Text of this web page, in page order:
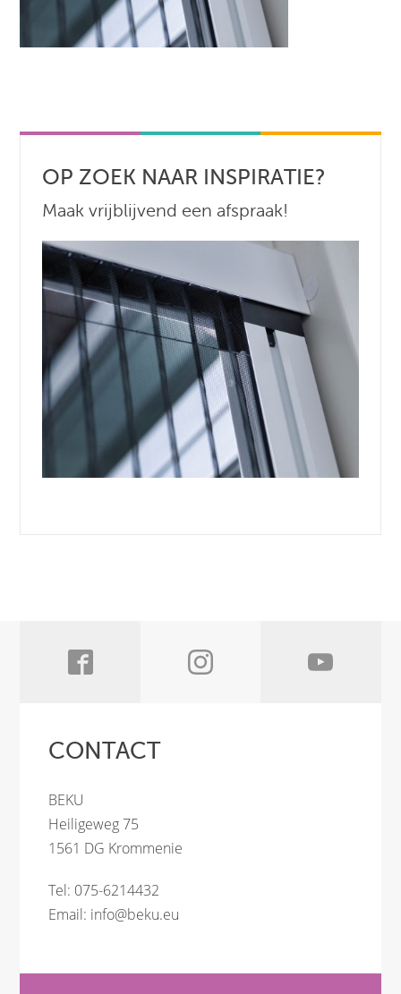
OP ZOEK NAAR INSPIRATIE?
Maak vrijblijvend een afspraak!
CONTACT
BEKU
Heiligeweg 75
1561 DG Krommenie
Tel: 075-6214432
Email: info@beku.eu